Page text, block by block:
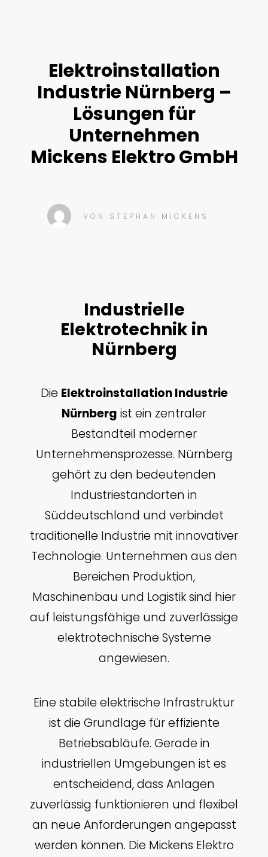
Elektroinstallation
Industrie Nürnberg –
Lösungen für
Unternehmen
Mickens Elektro GmbH
VON STEPHAN MICKENS
Industrielle
Elektrotechnik in
Nürnberg
Die Elektroinstallation Industrie
Nürnberg ist ein zentraler
Bestandteil moderner
Unternehmensprozesse. Nürnberg
gehört zu den bedeutenden
Industriestandorten in
Süddeutschland und verbindet
traditionelle Industrie mit innovativer
Technologie. Unternehmen aus den
Bereichen Produktion,
Maschinenbau und Logistik sind hier
auf leistungsfähige und zuverlässige
elektrotechnische Systeme
angewiesen.
Eine stabile elektrische Infrastruktur
ist die Grundlage für effiziente
Betriebsabläufe. Gerade in
industriellen Umgebungen ist es
entscheidend, dass Anlagen
zuverlässig funktionieren und flexibel
an neue Anforderungen angepasst
werden können. Die Mickens Elektro